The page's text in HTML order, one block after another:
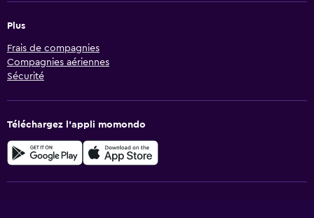
Plus
Frais de compagnies
Compagnies aériennes
Sécurité
Téléchargez l’appli momondo